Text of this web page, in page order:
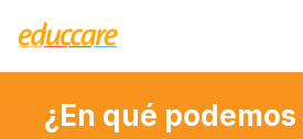
contenido
¿En qué